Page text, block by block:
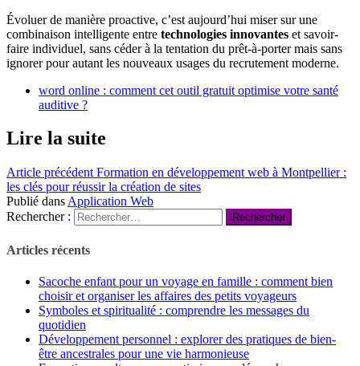
Évoluer de manière proactive, c’est aujourd’hui miser sur une
combinaison intelligente entre technologies innovantes et savoir-
faire individuel, sans céder à la tentation du prêt-à-porter mais sans
ignorer pour autant les nouveaux usages du recrutement moderne.
word online : comment cet outil gratuit optimise votre santé
auditive ?
Lire la suite
Article précédent Formation en développement web à Montpellier :
les clés pour réussir la création de sites
Publié dans Application Web
Rechercher :
Articles récents
Sacoche enfant pour un voyage en famille : comment bien
choisir et organiser les affaires des petits voyageurs
Symboles et spiritualité : comprendre les messages du
quotidien
Développement personnel : explorer des pratiques de bien-
être ancestrales pour une vie harmonieuse